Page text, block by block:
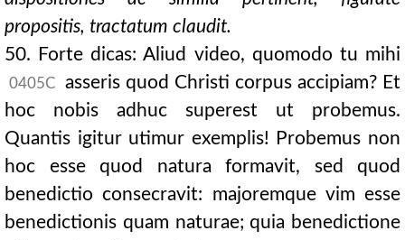
propositis, tractatum claudit.
50. Forte dicas: Aliud video, quomodo tu mihi
0405C
asseris quod Christi corpus accipiam? Et
hoc nobis adhuc superest ut probemus.
Quantis igitur utimur exemplis! Probemus non
hoc esse quod natura formavit, sed quod
benedictio consecravit: majoremque vim esse
benedictionis quam naturae; quia benedictione